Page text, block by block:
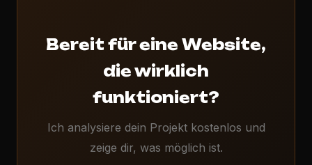
Bereit für eine Website,
die wirklich
funktioniert?
Ich analysiere dein Projekt kostenlos und
zeige dir, was möglich ist.